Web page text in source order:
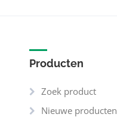
Producten
Zoek product
Nieuwe producten